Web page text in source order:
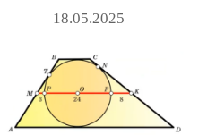
18.05.2025